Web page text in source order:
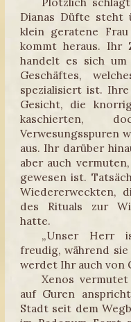
Dianas Düfte steht
klein geratene
kommt heraus. Ihr
handelt es sich um
Geschäftes,
spezialisiert ist.
Gesicht, die
kaschierten,
Verwesungsspuren
aus. Ihr darüber
aber auch
gewesen ist.
Wiedererweckten,
des Rituals zur
hatte.
„Unser Herr
freudig, während
werdet Ihr auch von
Xenos vermutet
auf Guren
Stadt seit dem